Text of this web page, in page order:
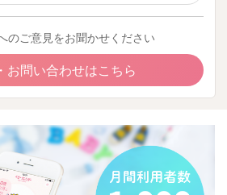
のご意見をお聞かせください
お問い合わせはこちら